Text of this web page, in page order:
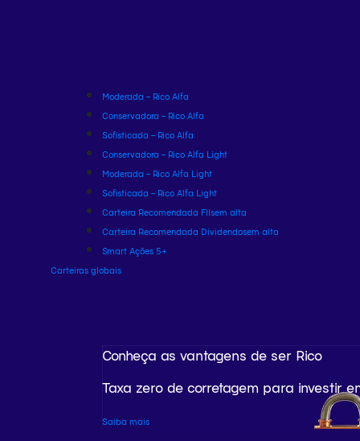
Moderada – Rico Alfa
Conservadora – Rico Alfa
Sofisticada – Rico Alfa
Conservadora – Rico Alfa Light
Moderada – Rico Alfa Light
Sofisticada – Rico Alfa Light
Carteira Recomendada FIIsem alta
Carteira Recomendada Dividendosem alta
Smart Ações 5+
Carteiras globais
Conheça as vantagens de ser Rico
Taxa zero de corretagem para investir
Saiba mais